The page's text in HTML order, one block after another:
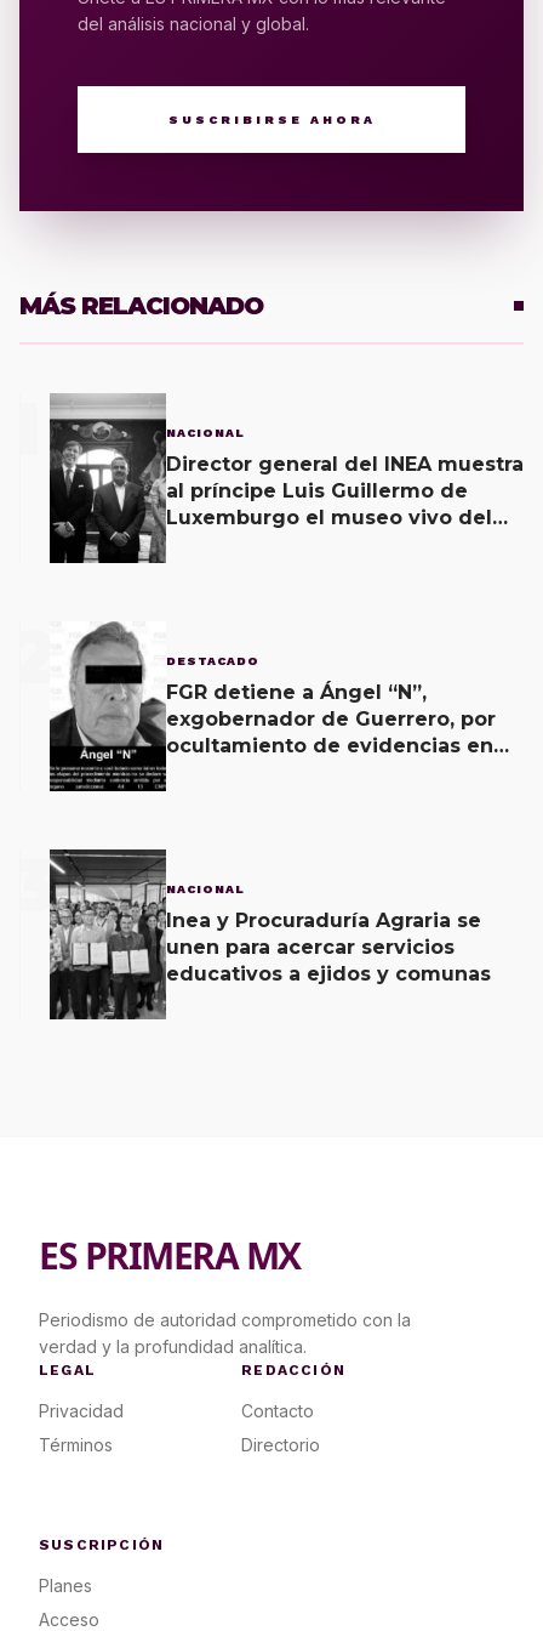
del análisis nacional y global.
SUSCRIBIRSE AHORA
MÁS RELACIONADO
NACIONAL
Director general del INEA muestra
al príncipe Luis Guillermo de
Luxemburgo el museo vivo del
DESTACADO
FGR detiene a Ángel “N”,
exgobernador de Guerrero, por
ocultamiento de evidencias en
3 NACIONAL
Inea y Procuraduría Agraria se
unen para acercar servicios
educativos a ejidos y comunas
ES PRIMERA MX
Periodismo de autoridad comprometido con la
verdad y la profundidad analítica.
LEGAL
Privacidad
Términos
REDACCIÓN
Contacto
Directorio
SUSCRIPCIÓN
Planes
Acceso